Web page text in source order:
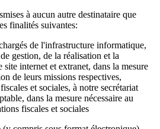
à aucun autre destinataire que
finalités suivantes:
de l'infrastructure informatique,
gestion, de la réalisation et la
site internet et extranet, dans la mesure
de leurs missions respectives,
et sociales, à notre secrétariat
dans la mesure nécessaire au
fiscales et sociales